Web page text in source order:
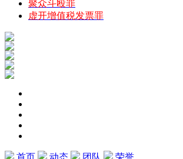
聚众斗殴罪
虚开增值税发票罪
首页 动态 团队 荣誉